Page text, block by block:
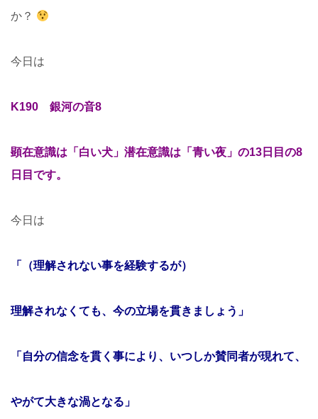
か？
今日は
K190 銀河の音8
顕在意識は「白い犬」潜在意識は「青い夜」の13日目の8
日目です。
今日は
「（理解されない事を経験するが）
理解されなくても、今の立場を貫きましょう」
「自分の信念を貫く事により、いつしか賛同者が現れて、
やがて大きな渦となる」